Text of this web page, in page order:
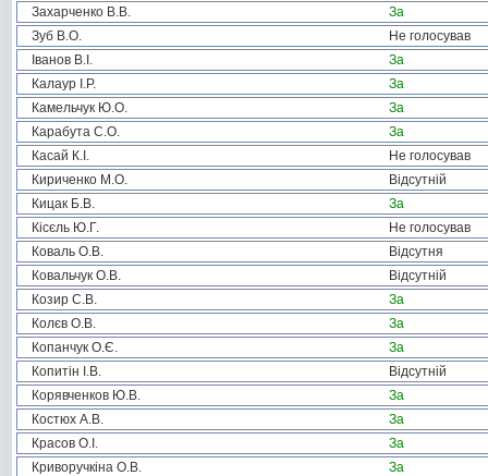
Захарченко В.В.
За
Зуб В.О.
Не голосував
Іванов В.І.
За
Калаур І.Р.
За
Камельчук Ю.О.
За
Карабута С.О.
За
Касай К.І.
Не голосував
Кириченко М.О.
Відсутній
Кицак Б.В.
За
Кісєль Ю.Г.
Не голосував
Коваль О.В.
Відсутня
Ковальчук О.В.
Відсутній
Козир С.В.
За
Колєв О.В.
За
Копанчук О.Є.
За
Копитін І.В.
Відсутній
Корявченков Ю.В.
За
Костюх А.В.
За
Красов О.І.
За
Криворучкіна О.В.
За